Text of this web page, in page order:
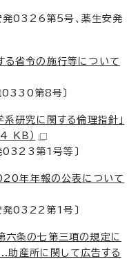
発0326第5号、薬生安発
る省令の施行等について
0330第8号〕
系研究に関する倫理指針」
KB）
0323第1号等〕
年年報の公表について
発0322第1号〕
六条の七第三項の規定に
助産所に関して広告する